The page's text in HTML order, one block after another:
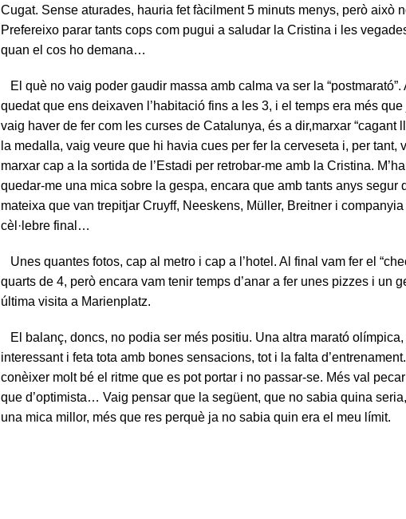
Cugat. Sense aturades, hauria fet fàcilment 5 minuts menys, però això
Prefereixo parar tants cops com pugui a saludar la Cristina i les
quan el cos ho demana…
El què no vaig poder gaudir massa amb calma va ser la “postmarató”.
quedat que ens deixaven l’habitació fins a les 3, i el temps era més
vaig haver de fer com les curses de Catalunya, és a dir,marxar “cagant
la medalla, vaig veure que hi havia cues per fer la cerveseta i, per tant,
marxar cap a la sortida de l’Estadi per retrobar-me amb la Cristina.
quedar-me una mica sobre la gespa, encara que amb tants anys segur
mateixa que van trepitjar Cruyff, Neeskens, Müller, Breitner i
cèl·lebre final…
Unes quantes fotos, cap al metro i cap a l’hotel. Al final vam fer el
quarts de 4, però encara vam tenir temps d’anar a fer unes pizzes i un
última visita a Marienplatz.
El balanç, doncs, no podia ser més positiu. Una altra marató
interessant i feta tota amb bones sensacions, tot i la falta
conèixer molt bé el ritme que es pot portar i no passar-se. Més val
que d’optimista… Vaig pensar que la següent, que no sabia quina
una mica millor, més que res perquè ja no sabia quin era el meu límit.